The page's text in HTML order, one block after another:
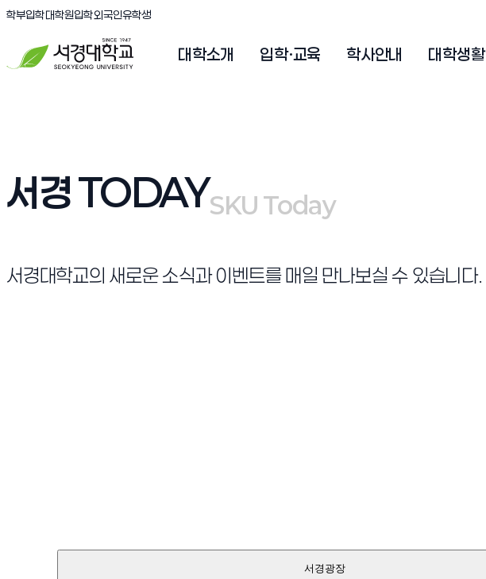
서경대학교
학부입학(새창 열림)
대학원입학(새창 열림)
외국인유학생(새창 열림)
대학소개 입학·교육 학사안내 대학생활
서경 TODAYSKU Today
SKU Today
서경대학교의 새로운 소식과 이벤트를 매일 만나보실 수 있습니다.
서경광장